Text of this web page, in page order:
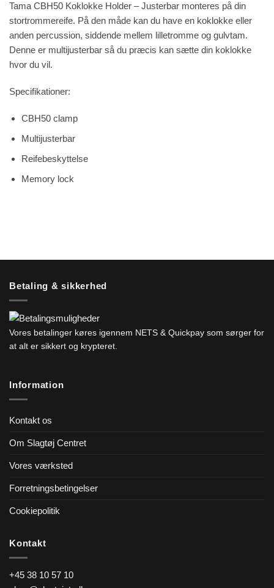
Tama CBH50 Koklokke Holder – Justerbar monteres på din
stortrommereife. På den måde kan du have en koklokke eller
anden percussion, siddende mellem lilletromme og gulvtam.
Denne er multijusterbar så du præcis kan sætte din koklokke
hvor du vil.
Specifikationer:
CBH50 clamp
Multijusterbar
Reifebeskyttelse
Memory lock
Betaling & sikkerhed
Vores betalinger køres igennem NETS & Quickpay som sørger for
at alt er sikkert og krypteret.
Information
Kontakt os
Om Slagtøj Centret
Vores værksted
Forretningsbetingelser
Cookiepolitik
Kontakt
+45 38 10 57 10